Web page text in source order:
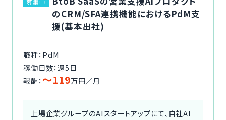
募集中
のCRM/SFA連携機能におけるPdM支
援(基本出社)
職種：PdM
稼働日数：週5日
報酬： 〜119万円／月
上場企業グループのAIスタートアップにて、自社AI